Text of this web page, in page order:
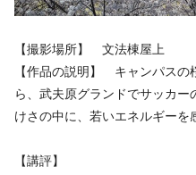
【撮影場所】 文法棟屋上
【作品の説明】 キャンパスの
ら、武夫原グランドでサッカ
けさの中に、若いエネルギーを
【講評】